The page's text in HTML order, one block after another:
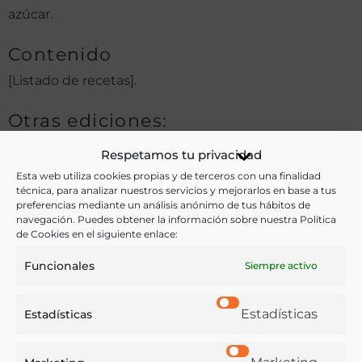
Respetamos tu privacidad
Esta web utiliza cookies propias y de terceros con una finalidad
técnica, para analizar nuestros servicios y mejorarlos en base a tus
preferencias mediante un análisis anónimo de tus hábitos de
navegación. Puedes obtener la información sobre nuestra Política
de Cookies en el siguiente enlace:
Funcionales Siempre activo
Estadísticas Estadísticas
azúcar.
Contenido
[Listado de recetas].
Otras ediciones:
Notas:
Ver más libros de estas materias:
Ver más libros con las palabras clave:
Confitería Recetarios,Recetas